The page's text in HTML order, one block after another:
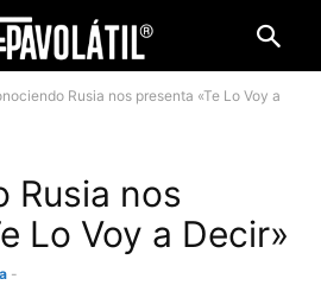
Rusia nos presenta «Te Lo Voy a
Rusia nos
Lo Voy a Decir»
-